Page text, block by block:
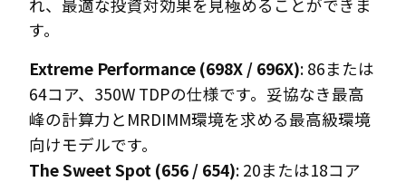
れ、最適な投資対効果を見極めることができま
す。
Extreme Performance (698X / 696X): 86または
64コア、350W TDPの仕様です。妥協なき最高
峰の計算力とMRDIMM環境を求める最高級環境
向けモデルです。
The Sweet Spot (656 / 654): 20または18コア